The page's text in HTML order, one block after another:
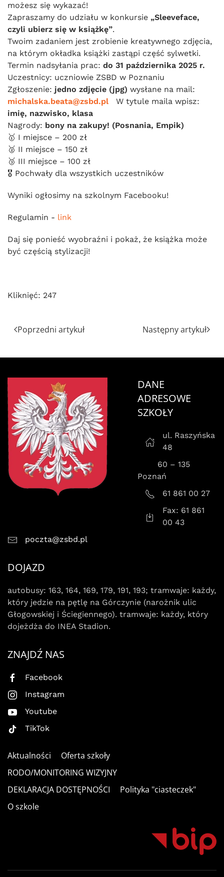
możesz się wykazać!
Zapraszamy do udziału w konkursie „Sleeveface,
czyli ubierz się w książkę”.
Twoim zadaniem jest zrobienie kreatywnego zdjęcia,
na którym okładka książki zastąpi część sylwetki.
Termin nadsyłania prac: do 31 października 2025 r.
Uczestnicy: uczniowie ZSBD w Poznaniu
Zgłoszenie: jedno zdjęcie (jpg) wysłane na mail:
michalska.beata@zsbd.pl W tytule maila wpisz:
imię, nazwisko, klasa
Nagrody: bony na zakupy! (Posnania, Empik)
🥇 I miejsce – 200 zł
🥈 II miejsce – 150 zł
🥉 III miejsce – 100 zł
🎖 Pochwały dla wszystkich uczestników
Wyniki ogłosimy na szkolnym Facebooku!
Regulamin - link
Daj się ponieść wyobraźni i pokaż, że książka może
być częścią stylizacji!
Kliknięć: 247
Poprzedni artykuł Następny artykuł
DANE
ADRESOWE
SZKOŁY
ul. Raszyńska
48
60 – 135
Poznań
61 861 00 27
Fax: 61 861
00 43
poczta@zsbd.pl
DOJAZD
autobusy: 163, 164, 169, 179, 191, 193; tramwaje: każdy,
który jedzie na pętlę na Górczynie (narożnik ulic
Głogowskiej i Ściegiennego). tramwaje: każdy, który
dojeżdża do INEA Stadion.
ZNAJDŹ NAS
Facebook
Instagram
Youtube
TikTok
Aktualności
Oferta szkoły
RODO/MONITORING WIZYJNY
DEKLARACJA DOSTĘPNOŚCI
Polityka "ciasteczek"
O szkole